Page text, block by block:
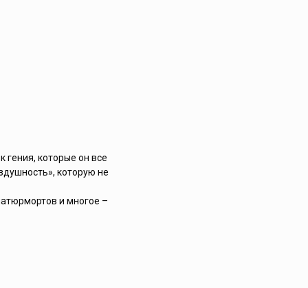
гения, которые он все
которую не
и многое –